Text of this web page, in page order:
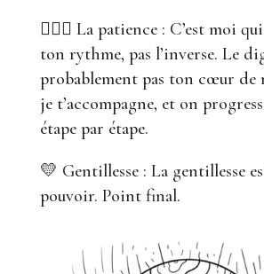
🧘🏻‍♀️ La patience : C’est moi
ton rythme, pas l’inverse. Le
probablement pas ton cœur de
je t’accompagne, et on
étape par étape.
💛 Gentillesse : La gentillesse
pouvoir. Point final.